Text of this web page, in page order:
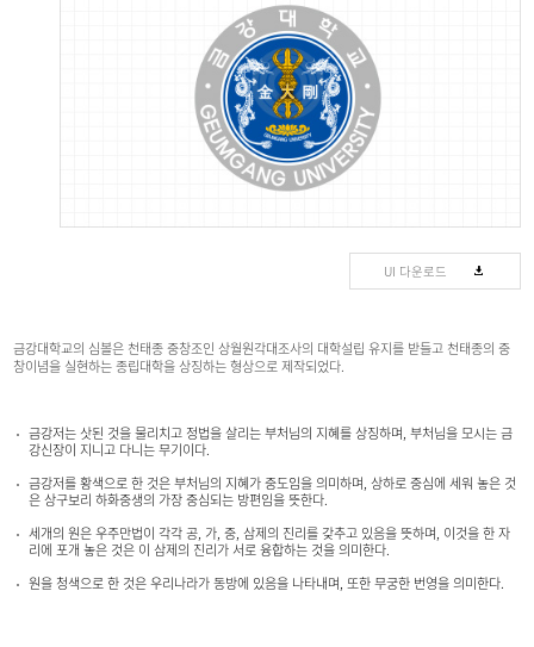
UI 다운로드
금강대학교의 심볼은 천태종 중창조인 상월원각대조사의 대학설립 유지를 받들고 천태종의 중
창이념을 실현하는 종립대학을 상징하는 형상으로 제작되었다.
금강저는 삿된 것을 물리치고 정법을 살리는 부처님의 지혜를 상징하며, 부처님을 모시는 금
강신장이 지니고 다니는 무기이다.
금강저를 황색으로 한 것은 부처님의 지혜가 중도임을 의미하며, 상하로 중심에 세워 놓은 것
은 상구보리 하화중생의 가장 중심되는 방편임을 뜻한다.
세개의 원은 우주만법이 각각 공, 가, 중, 삼제의 진리를 갖추고 있음을 뜻하며, 이것을 한 자
리에 포개 놓은 것은 이 삼제의 진리가 서로 융합하는 것을 의미한다.
원을 청색으로 한 것은 우리나라가 동방에 있음을 나타내며, 또한 무궁한 번영을 의미한다.